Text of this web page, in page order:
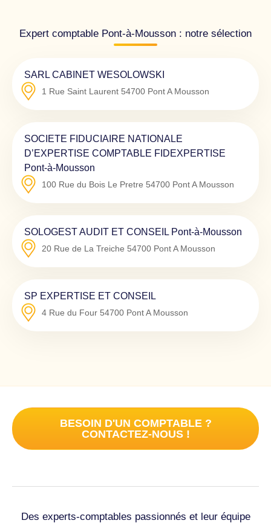
Expert comptable Pont-à-Mousson : notre sélection
SARL CABINET WESOLOWSKI
1 Rue Saint Laurent 54700 Pont A Mousson
SOCIETE FIDUCIAIRE NATIONALE
D’EXPERTISE COMPTABLE FIDEXPERTISE
Pont-à-Mousson
100 Rue du Bois Le Pretre 54700 Pont A Mousson
SOLOGEST AUDIT ET CONSEIL Pont-à-Mousson
20 Rue de La Treiche 54700 Pont A Mousson
SP EXPERTISE ET CONSEIL
4 Rue du Four 54700 Pont A Mousson
BESOIN D'UN COMPTABLE ?
CONTACTEZ-NOUS !
Des experts-comptables passionnés et leur équipe